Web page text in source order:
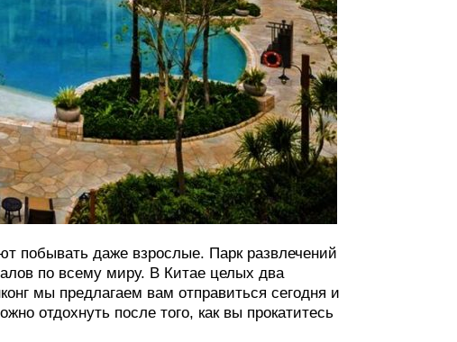
побывать даже взрослые. Парк развлечений
по всему миру. В Китае целых два
мы предлагаем вам отправиться сегодня и
отдохнуть после того, как вы прокатитесь